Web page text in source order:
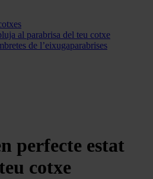
al parabrisa del teu cotxe
de l’eixugaparabrises
perfecte estat
cotxe